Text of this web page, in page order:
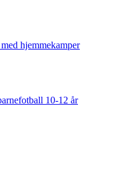
hjemmekamper
10-12 år